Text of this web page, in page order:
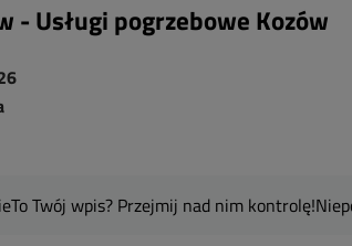
- Usługi pogrzebowe Kozów
To Twój wpis? Przejmij nad nim kontrolę!